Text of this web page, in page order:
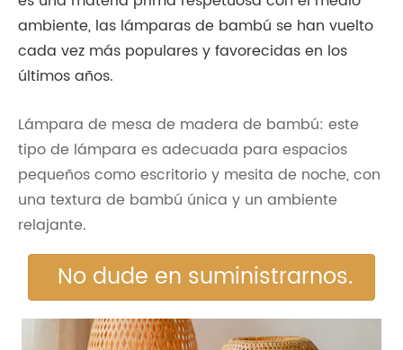
ambiente, las lámparas de bambú se han vuelto
cada vez más populares y favorecidas en los
últimos años.
Lámpara de mesa de madera de bambú: este
tipo de lámpara es adecuada para espacios
pequeños como escritorio y mesita de noche, con
una textura de bambú única y un ambiente
relajante.
No dude en suministrarnos.